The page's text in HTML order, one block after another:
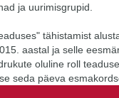
ja uurimisgrupid.
tähistamist
aastal ja selle
oluline roll
seda päeva